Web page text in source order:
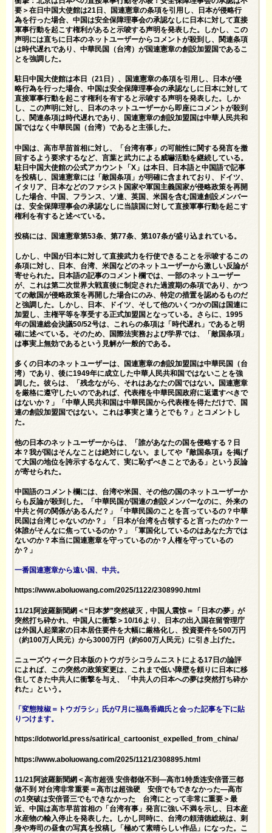
要＞在日中国大使館は21日、国連憲章の条項を引用し、日本が侵略行
為を行った場合、中国は安全保障理事会の承認なしに日本に対して直接
軍事行動を起こす権利が​​あると示唆する声明を発表した。しかし、この
声明には直ちに日本のネットユーザーからコメントが殺到し、関連条項
は時代遅れであり、中華民国（台湾）が国連憲章の創設加盟国であるこ
とを強調した。
駐日中国大使館は本日（21日）、国連憲章の条項を引用し、日本が侵
略行為を行った場合、中国は安全保障理事会の承認なしに日本に対して
直接軍事行動を起こす権利を有すると示唆する声明を発表した。しか
し、この声明に対し、日本のネットユーザーから即座にコメントが殺到
し、関連条項は時代遅れであり、国連憲章の創設加盟国は中華人民共和
国ではなく中華民国（台湾）であると主張した。
中国は、高市早苗首相に対し、「台湾有事」の可能性に関する発言を撤
回するよう要求するなど、言葉と武力による威嚇活動を継続している。
駐日中国大使館の公式アカウント「X」は本日、日本語と中国語で記事
を投稿し、国連憲章には「敵国条項」が明確に含まれており、ドイツ、
イタリア、日本などのファシスト国家や軍国主義国家が侵略政策を再開
した場合、中国、フランス、ソ連、英国、米国を含む国連創設メンバー
は、安全保障理事会の承認なしに当該国に対して直接軍事行動を起こす
権利を有すると述べている。
投稿には、国連憲章第53条、第77条、第107条が盛り込まれている。
しかし、中国が日本に対して直接武力を行使できることを示唆するこの
条項に対し、日本、台湾、米国などのネットユーザーから激しい反論が
寄せられた。日本語の記事のコメント欄では、一部のネットユーザー
が、これは第二次世界大戦直後に制定された過渡期の条項であり、かつ
ての敵国が侵略政策を再開した場合にのみ、特定の措置を認めるものだ
と強調した。しかし、日本、ドイツ、そして他のいくつかの国は国連に
加盟し、主権平等を享受する正式加盟国となっている。さらに、1995
年の国連総会決議50/52号は、これらの条項は「時代遅れ」であると明
確に述べている。そのため、国際法実務および学界では、「敵国条項」
は事実上無効であるという見解が一般的である。
多くの日本のネットユーザーは、国連憲章の創設加盟国は中華民国（台
湾）であり、後に1949年に成立した中華人民共和国ではないことを強
調した。彼らは、「残念ながら、それはあなたの国ではない。国連憲章
を厳格に遵守したいのであれば、代表権を中華民国政府に返還すべきで
はないか？」「中華人民共和国は中華民国から代表権を得ただけで、国
連の創設加盟国ではない。これは事実と違うとでも？」とコメントし
た。
他の日本のネットユーザーからは、「誰があなたの国を侵略する？日
本？我が国はそんなことは絶対にしない。ましてや『敵国条項』を掲げ
て大国の地位を誇示するなんて、実に恥ずべきことである」という反論
が寄せられた。
中国語のコメント欄には、台湾や米国、その他の国のネットユーザーか
らも反論が殺到した。「中華民国が国連の創設メンバーなのに、外来の
中共と何の関係があるんだ？」「中華民国のことを言っているの？中華
民国は台湾じゃないのか？」「日本が台湾を占領すると言ったのか？一
体誰がそんなに焦っているのか？」「軍国化しているのはあなた方では
ないのか？本当に国連憲章を守っているのか？人権を守っているの
か？」
一番国連憲章から遠い国、中共。
https://www.aboluowang.com/2025/1122/2308990.html
11/21阿波羅新聞網＜“日本梦”突然破灭，中国人震惊＝「日本の夢」が
突然打ち砕かれ、中国人に衝撃＞10/16より、日本の出入国在留管理庁
は外国人起業家の日本居住要件を大幅に厳格化し、投資要件を500万円
（約100万人民元）から3000万円（約600万人民元）に引き上げた。
ニューズウィーク日本版のトウガラシコラムニストによる17日の論評
によれば、この突然の政策変更は、これまで低い障壁を頼りに日本に移
住してきた中共人に衝撃を与え、「中共人の日本への夢は突然打ち砕か
れた」という。
「変態辣椒＝トウガラシ」氏が7月に福島香織氏と会った記事を下に貼
りつけます。
https://dotworld.press/satirical_cartoonist_expelled_from_china/
https://www.aboluowang.com/2025/1121/2308895.html
11/21阿波羅新聞網＜高市超强 安倍都做不到—高市1特质连安倍晋三都
做不到 对台湾非常重要＝高市は超強硬 安倍でもできなかった―高市
の1突破は安倍晋三でもできなかった 台湾にとって非常に重要＞最
近、中国は高市早苗首相の「台湾有事」発言に強い不満を示し、日本産
水産物の輸入停止を発表した。しかし同時に、台湾の頼清徳総統は、刺
身や寿司の昼食の写真を投稿し「極めて素晴らしい作品」になった。こ